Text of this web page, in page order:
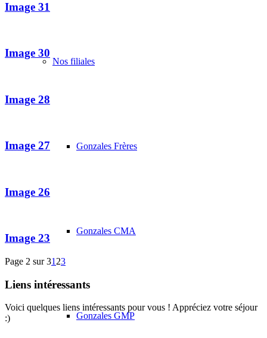
Nos filiales
Gonzales Frères
Gonzales CMA
Gonzales GMP
Image 31
Image 30
Image 28
Image 27
Image 26
Image 23
Page 2 sur 31 23
Liens intéressants
Voici quelques liens intéressants pour vous ! Appréciez votre séjour
:)